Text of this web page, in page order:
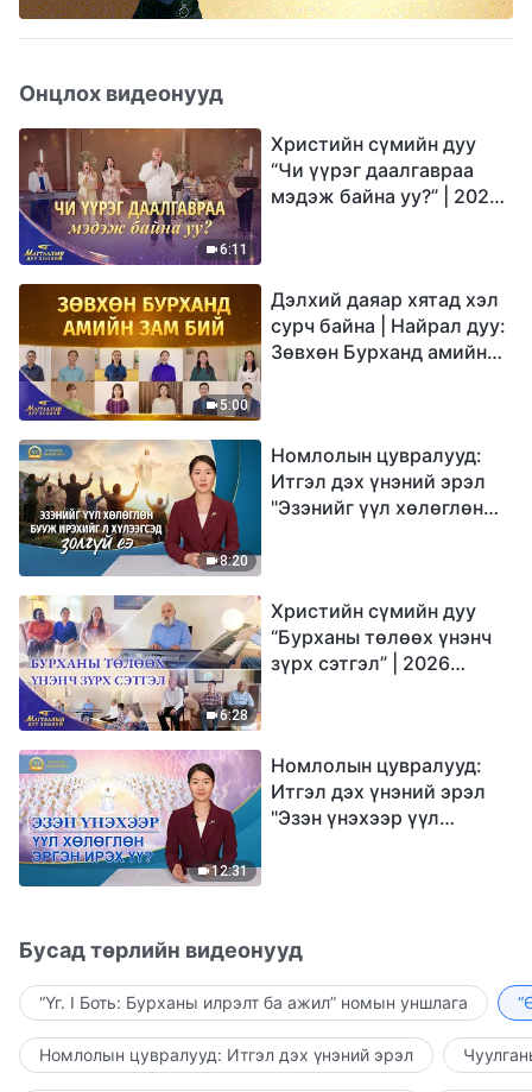
Онцлох видеонууд
6:11
Христийн сүмийн дуу
“Чи үүрэг даалгавраа
мэдэж байна уу?” | 2026
5:00
Дэлхий даяар хятад хэл
сурч байна | Найрал дуу:
Зөвхөн Бурханд амийн
8:20
Номлолын цувралууд:
Итгэл дэх үнэний эрэл
"Эзэнийг үүл хөлөглөн
6:28
Христийн сүмийн дуу
“Бурханы төлөөх үнэнч
зүрх сэтгэл” | 2026
12:31
Номлолын цувралууд:
Итгэл дэх үнэний эрэл
"Эзэн үнэхээр үүл
Бусад төрлийн видеонууд
“Үг. I Боть: Бурханы илрэлт ба ажил” номын уншлага
Номлолын цувралууд: Итгэл дэх үнэний эрэл